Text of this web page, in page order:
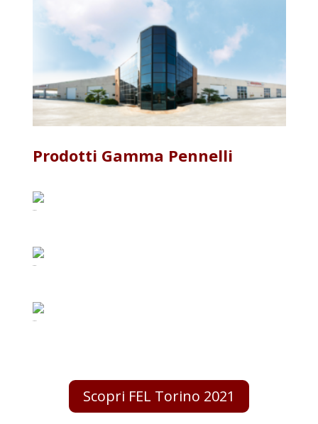
Prodotti Gamma Pennelli
Scopri FEL Torino 2021